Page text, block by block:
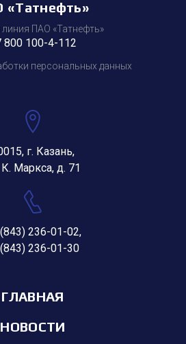
«Татнефть»
линия ПАО «Татнефть»
800 100-4-112
персональных данных
г. Казань,
К. Маркса, д. 71
236-01-02,
236-01-30
ГЛАВНАЯ
НОВОСТИ